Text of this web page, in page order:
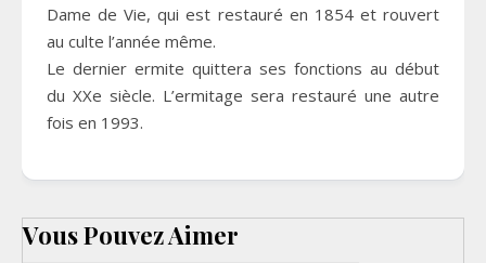
Dame de Vie, qui est restauré en 1854 et rouvert
au culte l’année même.
Le dernier ermite quittera ses fonctions au début
du XXe siècle. L’ermitage sera restauré une autre
fois en 1993.
Vous Pouvez Aimer